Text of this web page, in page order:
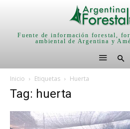
Fuente de información forestal,
ambiental de Argentina y
Inicio Etiquetas Huerta
Tag: huerta